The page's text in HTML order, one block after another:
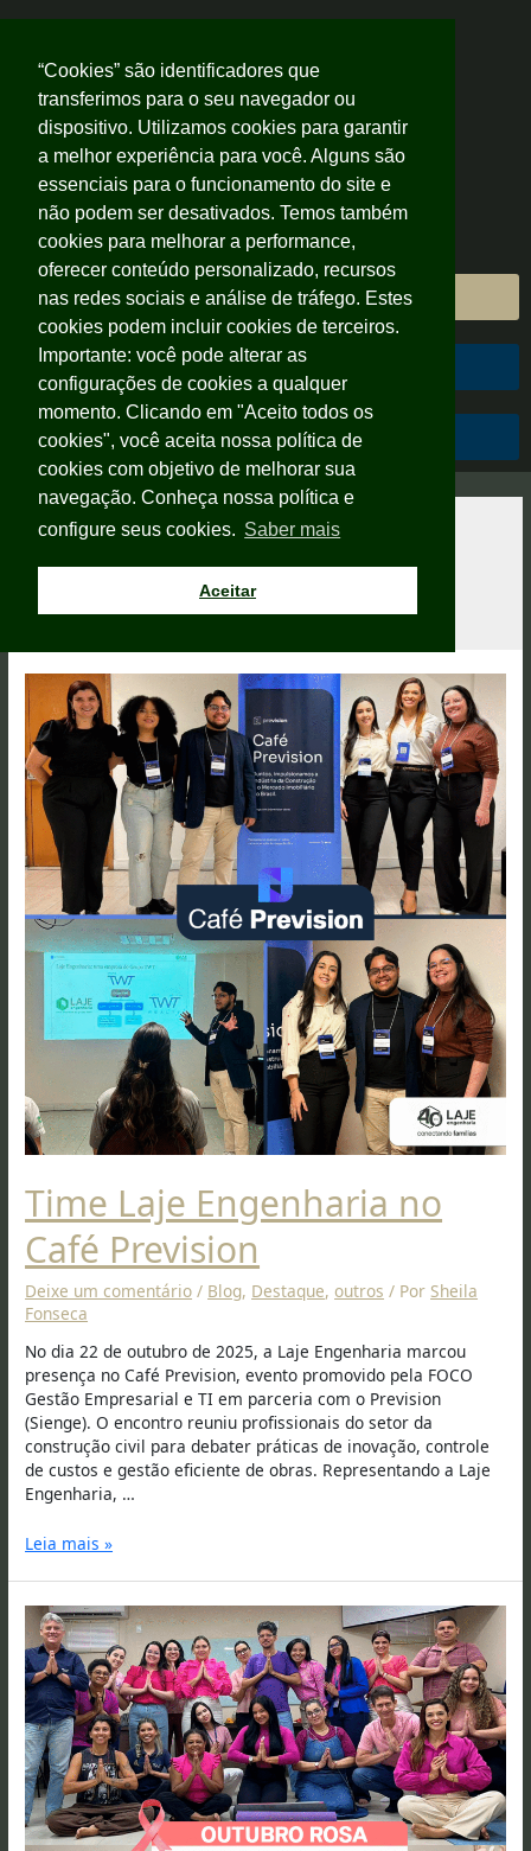
Área do Cliente
Área do Colaborador
Código de Conduta
outubro 2025
Time Laje Engenharia no
Café Prevision
Deixe um comentário / Blog, Destaque,outros / Por Sheila
Fonseca
No dia 22 de outubro de 2025, a Laje Engenharia marcou
presença no Café Prevision, evento promovido pela FOCO
Gestão Empresarial e TI em parceria com o Prevision
(Sienge). O encontro reuniu profissionais do setor da
construção civil para debater práticas de inovação, controle
de custos e gestão eficiente de obras. Representando a Laje
Engenharia, …
Leia mais »
“Cookies” são identificadores que
transferimos para o seu navegador ou
dispositivo. Utilizamos cookies para garantir
a melhor experiência para você. Alguns são
essenciais para o funcionamento do site e
não podem ser desativados. Temos também
cookies para melhorar a performance,
oferecer conteúdo personalizado, recursos
nas redes sociais e análise de tráfego. Estes
cookies podem incluir cookies de terceiros.
Importante: você pode alterar as
configurações de cookies a qualquer
momento. Clicando em "Aceito todos os
cookies", você aceita nossa política de
cookies com objetivo de melhorar sua
navegação. Conheça nossa política e
configure seus cookies. Saber mais
Aceitar